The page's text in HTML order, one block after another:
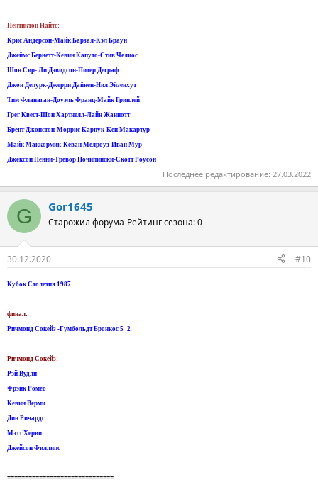
Пентиктон Найтс:
Крис Андерсон-Майк Барзал-Кэл Браун
Джеймс Бернетт-Кевин Капуто-Стив Челиос
Шон Сир- Ли Дэвидсон-Питер Деграф
Джон Депурк-Джерри Дайнен-Нил Эйзенхут
Тим Фланаган-Доуэль Франц-Майк Гринлей
Грег Квест-Шон Хартнелл-Лайн Жаннотт
Брент Джонстон-Моррис Карпук-Кен Макартур
Майк Маккормик-Кеван Мелроуз-Иван Мур
Джексон Пенни-Тревор Почипински-Скотт Роусон
Последнее редактирование: 27.03.2022
G Gor1645
Старожил форума Рейтинг сезона: 0
30.12.2020 #10
Кубок Столетия 1987
финал:
Ричмонд Сокейз -Гумбольдт Бронкос 5–2
Ричмонд Сокейз:
Рэй Вудли
Фрэнк Ромео
Кевин Верми
Дин Ричардс
Мэтт Херви
Джейсон Филлипс
==============================